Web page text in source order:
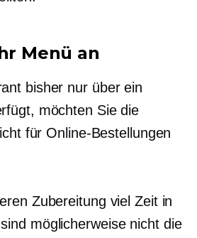
Menü an
bisher nur über ein
möchten Sie die
für Online-Bestellungen
Zubereitung viel Zeit in
möglicherweise nicht die